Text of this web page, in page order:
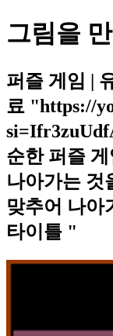
그림을
퍼즐 게임 |
료 "https://
순한 퍼즐
나아가는 것
맞추어 나아
타이틀 "